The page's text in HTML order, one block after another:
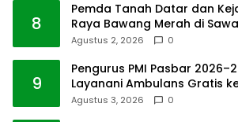
8
Pemda Tanah Datar dan
Raya Bawang Merah di
Agustus 2, 2026 0
9
Pengurus PMI Pasbar
Layanani Ambulans Gratis
Agustus 3, 2026 0